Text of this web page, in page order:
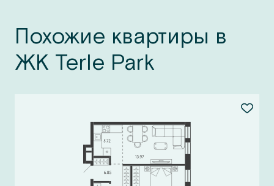
Похожие квартиры в
ЖК Terle Park